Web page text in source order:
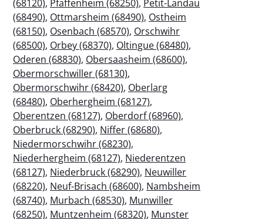
(68120), Pfaffenheim (68250), Petit-Landau
(68490), Ottmarsheim (68490), Ostheim
(68150), Osenbach (68570), Orschwihr
(68500), Orbey (68370), Oltingue (68480),
Oderen (68830), Obersaasheim (68600),
Obermorschwiller (68130),
Obermorschwihr (68420), Oberlarg
(68480), Oberhergheim (68127),
Oberentzen (68127), Oberdorf (68960),
Oberbruck (68290), Niffer (68680),
Niedermorschwihr (68230),
Niederhergheim (68127), Niederentzen
(68127), Niederbruck (68290), Neuwiller
(68220), Neuf-Brisach (68600), Nambsheim
(68740), Murbach (68530), Munwiller
(68250), Muntzenheim (68320), Munster